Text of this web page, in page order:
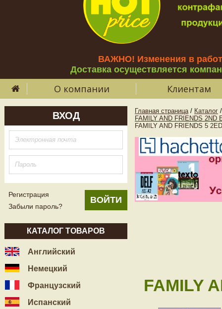
ВАЖНО! Изменения в
Доставка осуществляется
О компании Клиентам
ВХОД
Регистрация
Забыли пароль?
КАТАЛОГ ТОВАРОВ
Английский
Немецкий
Французский
Испанский
Главная страница / Каталог /
FAMILY AND FRIENDS
FAMILY AND FRIENDS 5
FAMILY